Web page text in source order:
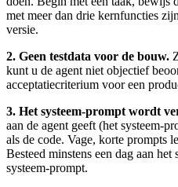
met meer dan drie kernfuncties
versie.
2. Geen testdata voor de bouw.
kunt u de agent niet objectief
acceptatiecriterium voor een
3. Het systeem-prompt wordt
aan de agent geeft (het systeem-
als de code. Vage, korte prompts
Besteed minstens een dag aan
systeem-prompt.